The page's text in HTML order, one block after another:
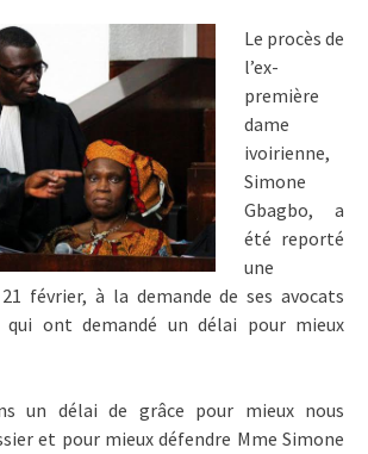
Le procès de
l’ex-
première
dame
ivoirienne,
Simone
Gbagbo, a
été reporté
une
février, à la demande de ses avocats
qui ont demandé un délai pour mieux
un délai de grâce pour mieux nous
et pour mieux défendre Mme Simone